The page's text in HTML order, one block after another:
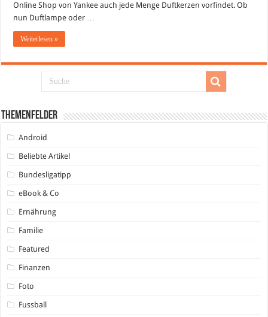
Online Shop von Yankee auch jede Menge Duftkerzen vorfindet. Ob
nun Duftlampe oder …
Weiterlesen »
Themenfelder
Android
Beliebte Artikel
Bundesligatipp
eBook & Co
Ernährung
Familie
Featured
Finanzen
Foto
Fussball